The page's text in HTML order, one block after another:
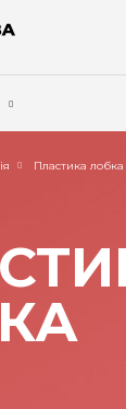
Пластика лобка